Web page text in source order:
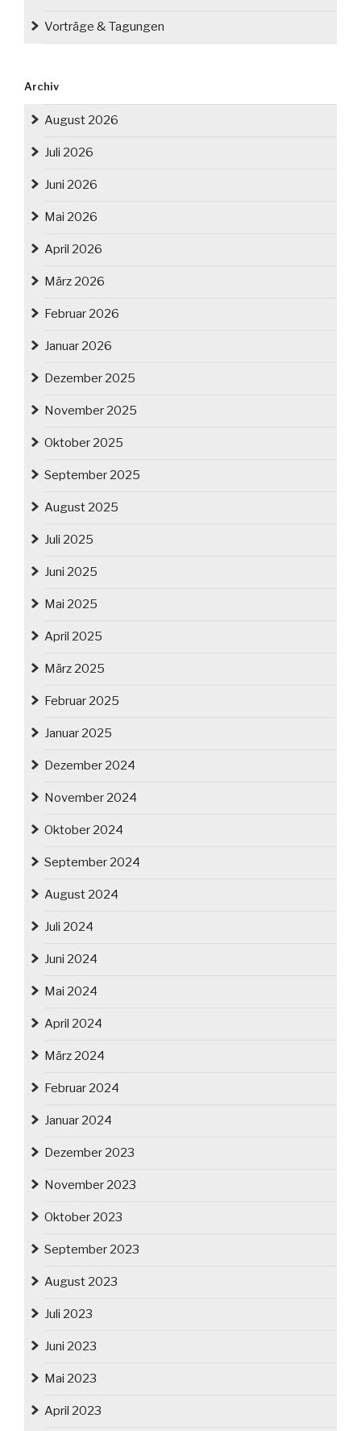
Vorträge & Tagungen
Archiv
August 2026
Juli 2026
Juni 2026
Mai 2026
April 2026
März 2026
Februar 2026
Januar 2026
Dezember 2025
November 2025
Oktober 2025
September 2025
August 2025
Juli 2025
Juni 2025
Mai 2025
April 2025
März 2025
Februar 2025
Januar 2025
Dezember 2024
November 2024
Oktober 2024
September 2024
August 2024
Juli 2024
Juni 2024
Mai 2024
April 2024
März 2024
Februar 2024
Januar 2024
Dezember 2023
November 2023
Oktober 2023
September 2023
August 2023
Juli 2023
Juni 2023
Mai 2023
April 2023